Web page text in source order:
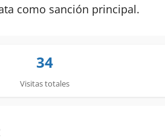
como sanción principal.
34
Visitas totales